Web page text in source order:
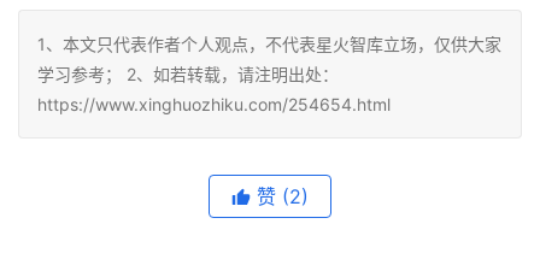
1、本文只代表作者个人观点，不代表星火智库立场，仅供大家
学习参考； 2、如若转载，请注明出处：
https://www.xinghuozhiku.com/254654.html
赞 (2)